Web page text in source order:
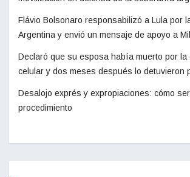
Flávio Bolsonaro responsabilizó a Lula por
Argentina y envió un mensaje de apoyo a
Declaró que su esposa había muerto por la
celular y dos meses después lo detuvieron
Desalojo exprés y expropiaciones: cómo
procedimiento